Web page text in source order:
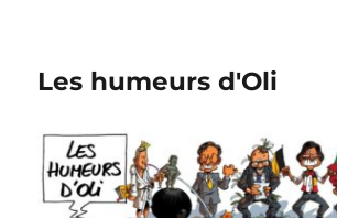
Les humeurs d'Oli